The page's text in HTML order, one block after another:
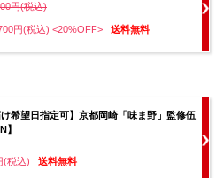
円(税込)
円(税込) <20%OFF> 送料無料
希望日指定可】京都岡崎「味ま野」監修伍
】
(税込) 送料無料